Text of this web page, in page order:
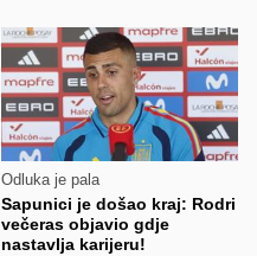
Odluka je pala
Sapunici je došao kraj: Rodri
večeras objavio gdje
nastavlja karijeru!